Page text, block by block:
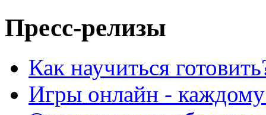
Пресс-релизы
Как научиться
Игры онлайн - каждому